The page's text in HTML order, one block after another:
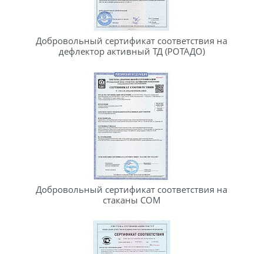
Добровольный сертификат соответствия на
дефлектор активный ТД (РОТАДО)
Добровольный сертификат соответствия на
стаканы СОМ